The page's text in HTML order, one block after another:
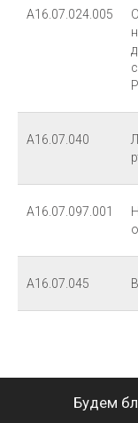
А16.07.024.005
А16.07.040
А16.07.097.001
А16.07.045
Фото работ
Исправление прикуса
© 2026 Стоматология